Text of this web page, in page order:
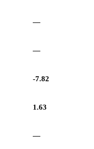
—
—
-7.82
1.63
—